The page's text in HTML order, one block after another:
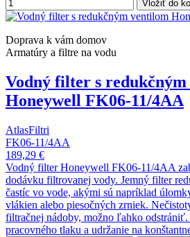
Vložiť do
Doprava k vám domov
Armatúry a filtre na vodu
Vodný filter s
Honeywell FK06-11/4AA
AtlasFiltri
FK06-11/4AA
189,29 €
Vodný filter Honeywell FK06-11/4AA
dodávku filtrovanej vody. Jemný filter
častíc vo vode, akými sú napríklad
vlákien alebo piesočných zrniek.
filtračnej nádoby, možno ľahko
pracovného tlaku a udržanie na